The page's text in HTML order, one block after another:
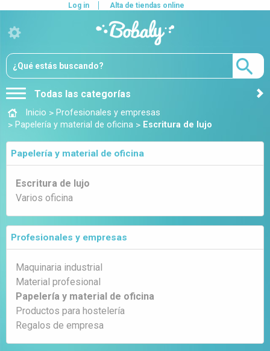
Todas las categorías
Log in Alta de tiendas online
Inicio > Profesionales y empresas
> Papelería y material de oficina > Escritura de lujo
Papelería y material de oficina
Escritura de lujo
Varios oficina
Profesionales y empresas
Maquinaria industrial
Material profesional
Papelería y material de oficina
Productos para hostelería
Regalos de empresa